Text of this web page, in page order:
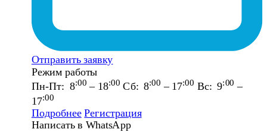
Отправить заявку
Режим работы
Пн-Пт: 8:00 – 18:00 Сб: 8:00 – 17:00 Вс: 9:00 –
17:00
Подробнее Регистрация
Написать в WhatsApp